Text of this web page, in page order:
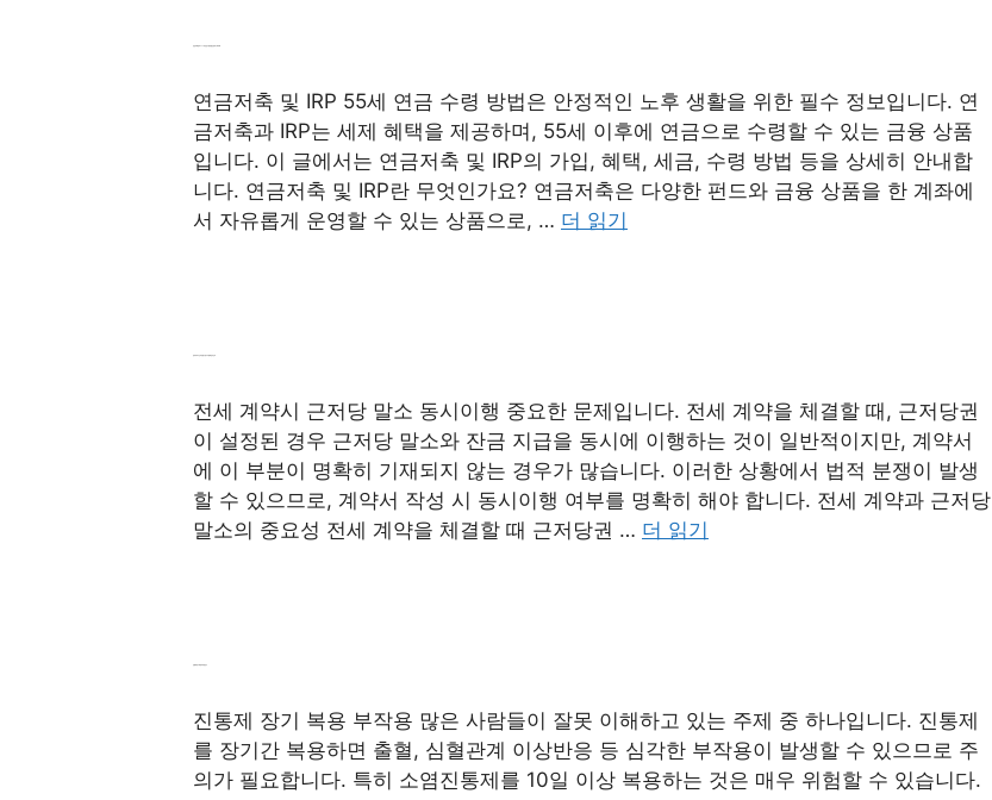
연금저축 및 IRP 55세 연금 수령 방법은 안정적인 노후 생활을 위한 필수 정보입니다. 연
금저축과 IRP는 세제 혜택을 제공하며, 55세 이후에 연금으로 수령할 수 있는 금융 상품
입니다. 이 글에서는 연금저축 및 IRP의 가입, 혜택, 세금, 수령 방법 등을 상세히 안내합
니다. 연금저축 및 IRP란 무엇인가요? 연금저축은 다양한 펀드와 금융 상품을 한 계좌에
서 자유롭게 운영할 수 있는 상품으로, … 더 읽기
전세 계약시 근저당 말소 동시이행 중요한 문제입니다. 전세 계약을 체결할 때, 근저당권
이 설정된 경우 근저당 말소와 잔금 지급을 동시에 이행하는 것이 일반적이지만, 계약서
에 이 부분이 명확히 기재되지 않는 경우가 많습니다. 이러한 상황에서 법적 분쟁이 발생
할 수 있으므로, 계약서 작성 시 동시이행 여부를 명확히 해야 합니다. 전세 계약과 근저당
말소의 중요성 전세 계약을 체결할 때 근저당권 … 더 읽기
진통제 장기 복용 부작용 많은 사람들이 잘못 이해하고 있는 주제 중 하나입니다. 진통제
를 장기간 복용하면 출혈, 심혈관계 이상반응 등 심각한 부작용이 발생할 수 있으므로 주
의가 필요합니다. 특히 소염진통제를 10일 이상 복용하는 것은 매우 위험할 수 있습니다.